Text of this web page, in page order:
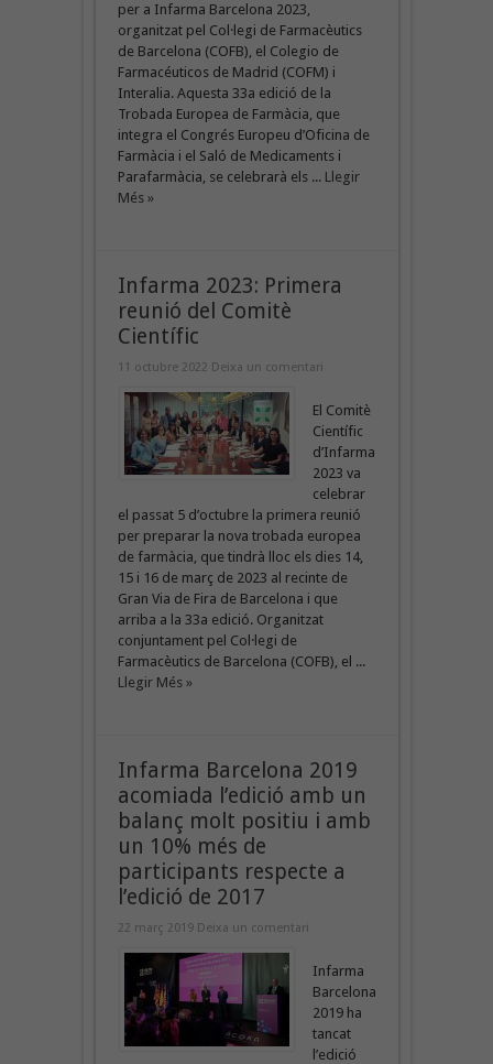
per a Infarma Barcelona 2023,
organitzat pel Col·legi de Farmacèutics
de Barcelona (COFB), el Colegio de
Farmacéuticos de Madrid (COFM) i
Interalia. Aquesta 33a edició de la
Trobada Europea de Farmàcia, que
integra el Congrés Europeu d’Oficina de
Farmàcia i el Saló de Medicaments i
Parafarmàcia, se celebrarà els ... Llegir
Més »
Infarma 2023: Primera
reunió del Comitè
Científic
11 octubre 2022 Deixa un comentari
El Comitè
Científic
d’Infarma
2023 va
celebrar
el passat 5 d’octubre la primera reunió
per preparar la nova trobada europea
de farmàcia, que tindrà lloc els dies 14,
15 i 16 de març de 2023 al recinte de
Gran Via de Fira de Barcelona i que
arriba a la 33a edició. Organitzat
conjuntament pel Col·legi de
Farmacèutics de Barcelona (COFB), el ...
Llegir Més »
Infarma Barcelona 2019
acomiada l’edició amb un
balanç molt positiu i amb
un 10% més de
participants respecte a
l’edició de 2017
22 març 2019 Deixa un comentari
Infarma
Barcelona
2019 ha
tancat
l’edició